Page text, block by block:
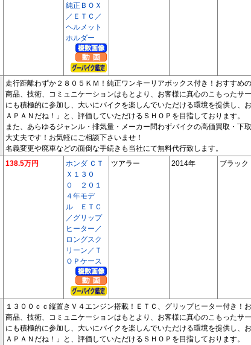
純正ＢＯＸ
／ＥＴＣ／
ヘルメット
ホルダー
走行距離わずか２８０５ＫＭ！純正ワンキーリアボックス付き！おすすめ
商品、技術、コミュニケーションはもとより、お客様に真心のこもったサ
にも積極的に参加し、大いにバイクを楽しんでいただける環境を提供し、
ＡＰＡＮだね！」と、評価していただけるＳＨＯＰを目指しております。
また、あらゆるジャンル・排気量・メーカー問わずバイクの高価買取・
大丈夫です！お気軽にご相談下さいませ！
名義変更や廃車などの面倒な手続きも当社にて無料代行致します。
138.5万円
ホンダ ＣＴ
Ｘ１３０
０ ２０１
４年モデ
ル ＥＴＣ
／グリップ
ヒーター／
ロングスク
リーン／Ｔ
ＯＰケース
ツアラー 2014年 ブラック
１３００ｃｃ縦置きＶ４エンジン搭載！ＥＴＣ、グリップヒーター付き！
商品、技術、コミュニケーションはもとより、お客様に真心のこもったサ
にも積極的に参加し、大いにバイクを楽しんでいただける環境を提供し、
ＡＰＡＮだね！」と、評価していただけるＳＨＯＰを目指しております。